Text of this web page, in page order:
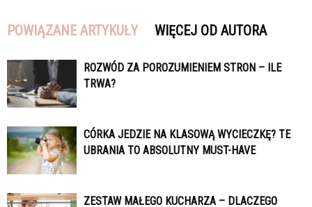
POWIĄZANE ARTYKUŁY WIĘCEJ OD AUTORA
ROZWÓD ZA POROZUMIENIEM STRON – ILE
TRWA?
CÓRKA JEDZIE NA KLASOWĄ WYCIECZKĘ? TE
UBRANIA TO ABSOLUTNY MUST-HAVE
ZESTAW MAŁEGO KUCHARZA – DLACZEGO